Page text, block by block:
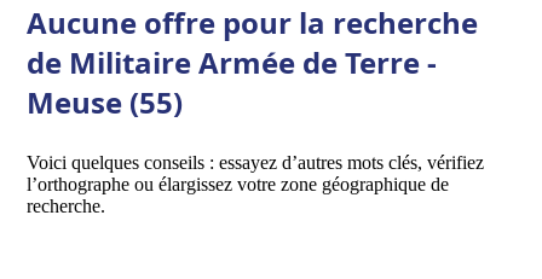
Aucune offre pour la recherche
de Militaire Armée de Terre -
Meuse (55)
Voici quelques conseils : essayez d’autres mots clés, vérifiez
l’orthographe ou élargissez votre zone géographique de
recherche.